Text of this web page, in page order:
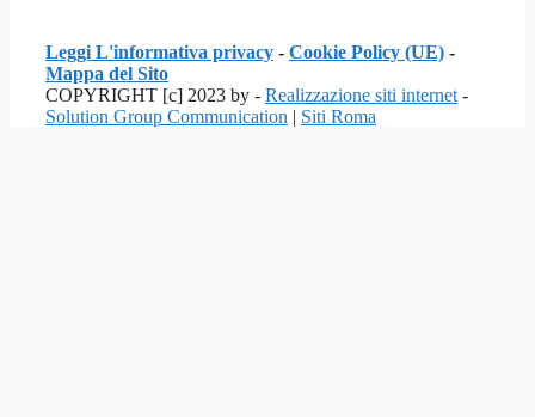
Leggi L'informativa privacy - Cookie Policy (UE) -
Mappa del Sito
COPYRIGHT [c] 2023 by - Realizzazione siti internet -
Solution Group Communication | Siti Roma